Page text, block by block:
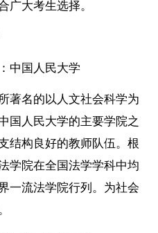
广大考生选择。
中国人民大学
著名的以人文社会科学为
国人民大学的主要学院之
结构良好的教师队伍。根
学院在全国法学学科中均
一流法学院行列。为社会